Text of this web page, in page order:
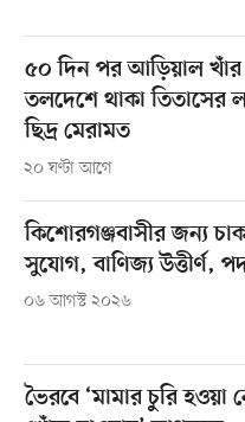
৫০ দিন পর আড়িয়াল খাঁর
তলদেশে থাকা তিতাসের
ছিদ্র মেরামত
২০ ঘণ্টা আগে
কিশোরগঞ্জবাসীর জন্য
সুযোগ, বাণিজ্য উত্তীর্ণ,
০৬ আগস্ট ২০২৬
ভৈরবে ‘মামার চুরি হওয়া